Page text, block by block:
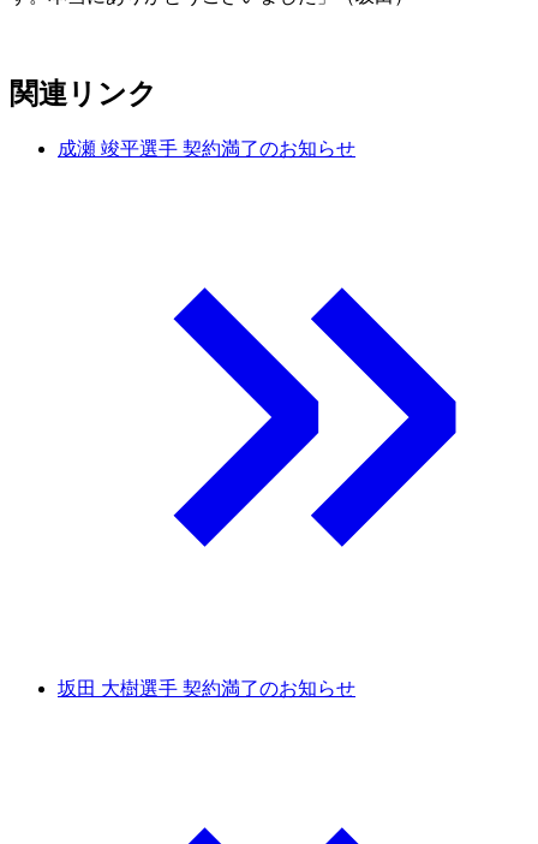
関連リンク
成瀬 竣平選手 契約満了のお知らせ
坂田 大樹選手 契約満了のお知らせ